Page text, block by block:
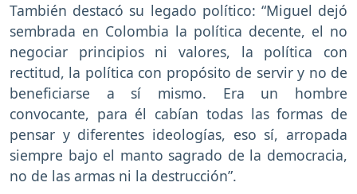
También destacó su legado político: “Miguel dejó
sembrada en Colombia la política decente, el no
negociar principios ni valores, la política con
rectitud, la política con propósito de servir y no de
beneficiarse a sí mismo. Era un hombre
convocante, para él cabían todas las formas de
pensar y diferentes ideologías, eso sí, arropada
siempre bajo el manto sagrado de la democracia,
no de las armas ni la destrucción”.